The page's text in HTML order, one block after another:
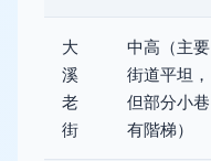
大
溪
老
街
中高（主要
街道平坦，
但部分小巷
有階梯）